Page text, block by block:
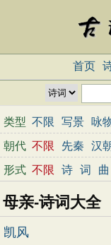
首页
类型 不限 写景 咏
写雪
写风 写
山水 写山 写
田园 边塞 地
思念 爱情 励志
母亲 友情 战
朝代 不限 先秦 汉
元朝
明朝 清朝
形式 不限 诗 词 曲
母亲-诗词大全
凯风